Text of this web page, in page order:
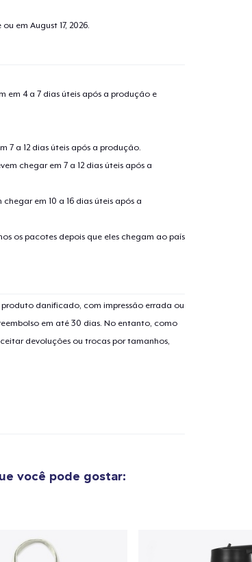
ou em August 17, 2026.
em 4 a 7 dias úteis após a produção e
7 a 12 dias úteis após a produção.
chegar em 7 a 12 dias úteis após a
em 10 a 16 dias úteis após a
os pacotes depois que eles chegam ao país
danificado, com impressão errada ou
em até 30 dias. No entanto, como
devoluções ou trocas por tamanhos,
você pode gostar: